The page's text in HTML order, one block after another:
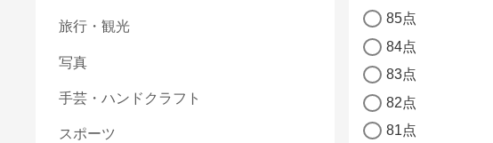
85点
84点
83点
82点
81点
旅行・観光
写真
手芸・ハンドクラフト
スポーツ